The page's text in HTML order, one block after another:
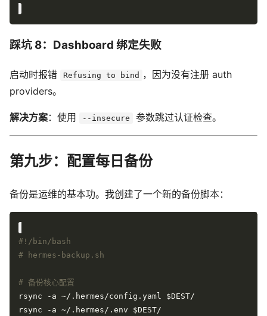
踩坑 8：Dashboard 绑定失败
启动时报错 Refusing to bind ，因为没有注册 auth
providers。
解决方案：使用 --insecure 参数跳过认证检查。
第九步：配置每日备份
备份是运维的基本功。我创建了一个新的备份脚本：
# hermes-backup.sh
# 备份核心配置